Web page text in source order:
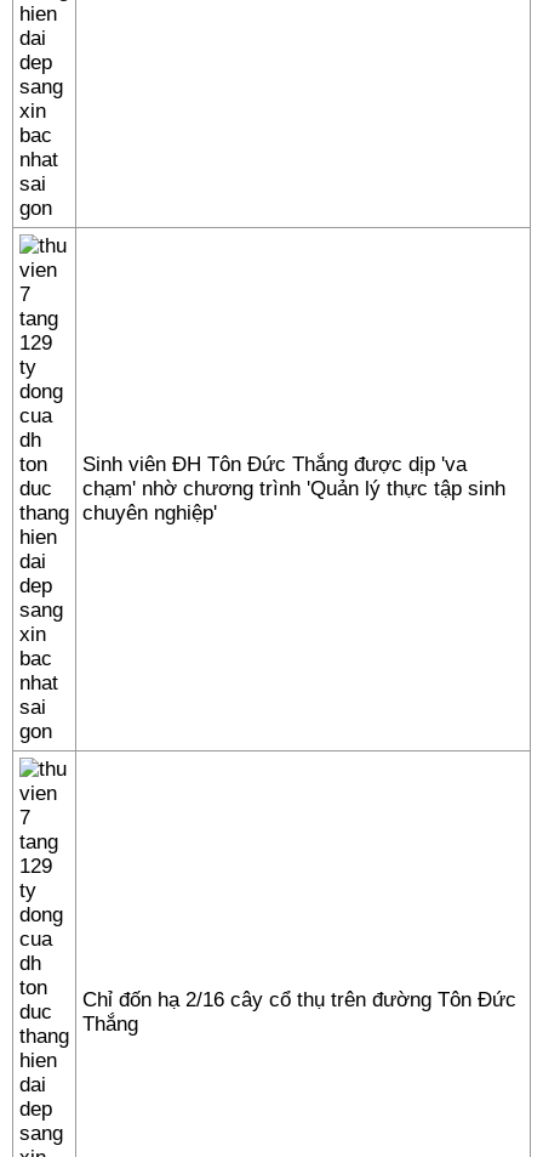
Sinh viên ĐH Tôn Đức Thắng được dịp 'va
chạm' nhờ chương trình 'Quản lý thực tập sinh
chuyên nghiệp'
Chỉ đốn hạ 2/16 cây cổ thụ trên đường Tôn Đức
Thắng